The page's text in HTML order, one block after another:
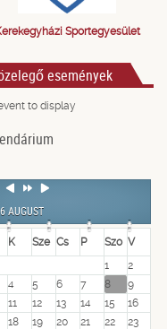
Sportegyesület
események
to display
Previous
NextNext
AUGUST
K Sze Cs P Szo V
1
2
4 5 6 7 8
9
11 12 13 14 15
16
18 19 20 21 22
23